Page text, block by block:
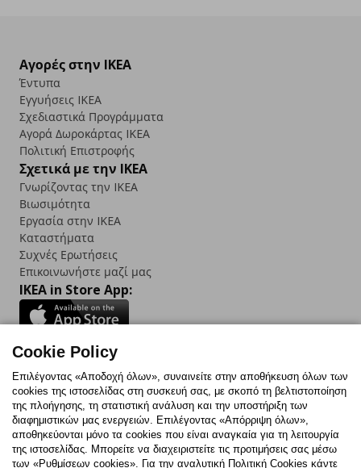
Αγορές στην IKEA
Έντυπα
Εγγυήσεις IKEA
Σχεδιαστικά Προγράμματα
Αγορά Δωρoκάρτας IKEA
Πολιτική Επιστροφής
Σχετικά με την IKEA
Γνωρίζοντας την IKEA
Βιωσιμότητα
Εργασία στην IKEA
Καταστήματα
Συχνές Ερωτήσεις
Επικοινωνήστε μαζί μας
IKEA in Store App:
Follow us:
FacebookInstagram
TikTokYoutubePinterestTwitter
Cookie Policy
Επιλέγοντας «Αποδοχή όλων», συναινείτε στην αποθήκευση όλων των
cookies της ιστοσελίδας στη συσκευή σας, με σκοπό τη βελτιστοποίηση
της πλοήγησης, τη στατιστική ανάλυση και την υποστήριξη των
διαφημιστικών μας ενεργειών. Επιλέγοντας «Απόρριψη όλων»,
αποθηκεύονται μόνο τα cookies που είναι αναγκαία για τη λειτουργία
της ιστοσελίδας. Μπορείτε να διαχειριστείτε τις προτιμήσεις σας μέσω
των «Ρυθμίσεων cookies». Για την αναλυτική Πολιτική Cookies κάντε